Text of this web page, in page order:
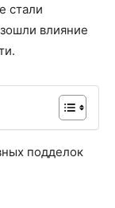
стали
влияние
подделок